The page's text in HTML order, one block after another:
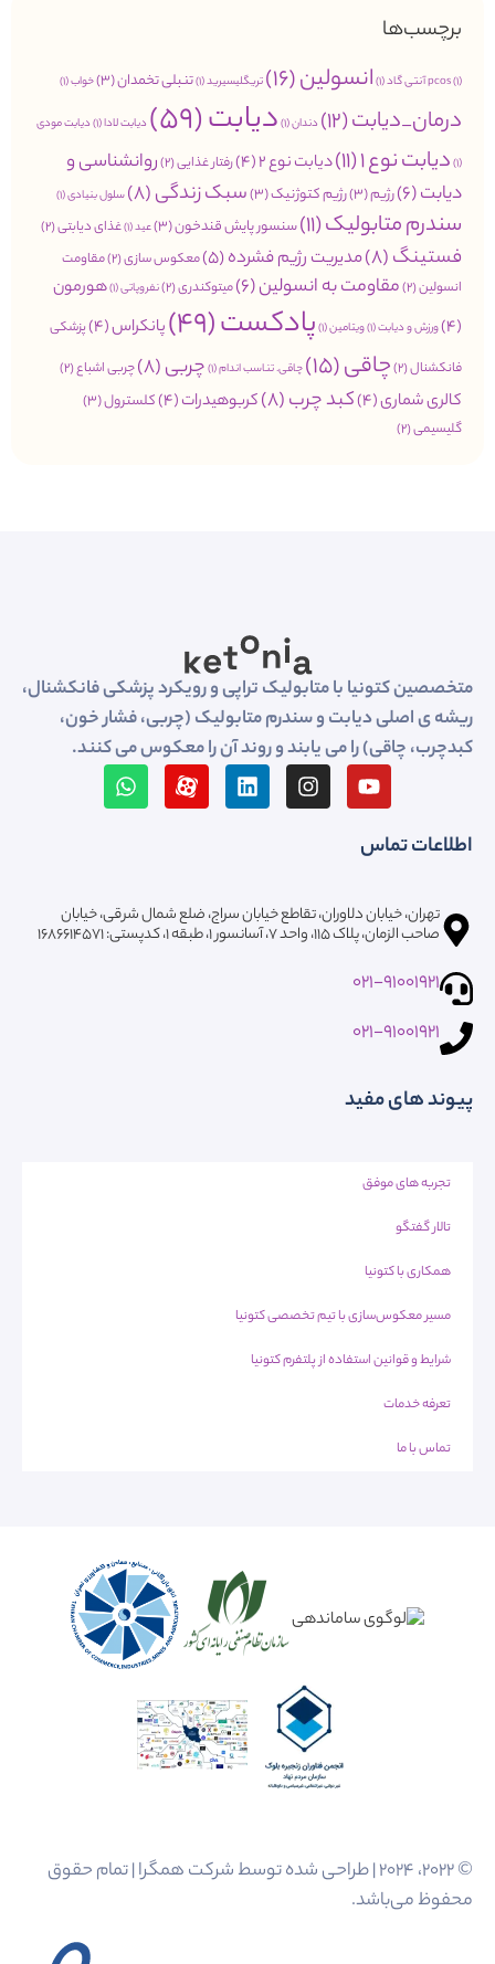
برچسب‌ها
pcos(1) آنتی گاد(1) انسولین(16) تریگلیسیرید(1) تنبلی تخمدان(3) خواب(1)
درمان_دیابت(12) دندان(1) دیابت(59) دیابت لادا(1) دیابت مودی
(1) دیابت نوع 1 (11) دیابت نوع 2 (4) رفتار غذایی(2) روانشناسی و
دیابت(6) رژیم(3) رژیم کتوژنیک(3) سبک زندگی(8) سلول بنیادی(1)
سندرم متابولیک(11) سنسور پایش قندخون(3) عید(1) غذای دیابتی(2)
فستینگ(8) مدیریت رژیم فشرده(5) معکوس سازی(2) مقاومت
انسولین(2) مقاومت به انسولین(6) میتوکندری(2) نفروپاتی(1) هورمون
(4)
ورزش و دیابت(1) ویتامین(1) پادکست(49) پانکراس(4)
پزشکی
فانکشنال(2) چاقی(15) چاقی. تناسب اندام(1) چربی(8) چربی اشباع(2)
کالری شماری(4) کبد چرب(8) کربوهیدرات(4) کلسترول(3)
گلیسیمی(2)
متخصصین کتونیا با متابولیک تراپی و رویکرد پزشکی فانکشنال،
ریشه ی اصلی دیابت و سندرم متابولیک (چربی، فشار خون،
کبدچرب، چاقی) را می یابند و روند آن را معکوس می کنند.
اطلاعات تماس
تهران، خیابان دلاوران، تقاطع خیابان سراج، ضلع شمال شرقی، خیابان
صاحب الزمان، پلاک ۱۱۵، واحد ۷، آسانسور ۱، طبقه 1، کدپستی: ۱۶۸۶۶۱۴۵۷۱
021-91001921
021-91001921
پیوند های مفید
تجربه های موفق
تالار گفتگو
همکاری با کتونیا
مسیر معکوس‌سازی با تیم تخصصی کتونیا
شرایط و قوانین استفاده از پلتفرم کتونیا
تعرفه خدمات
تماس با ما
© 2022، 2024 | طراحی شده توسط شرکت همگرا | تمام حقوق
محفوظ می‌باشد.